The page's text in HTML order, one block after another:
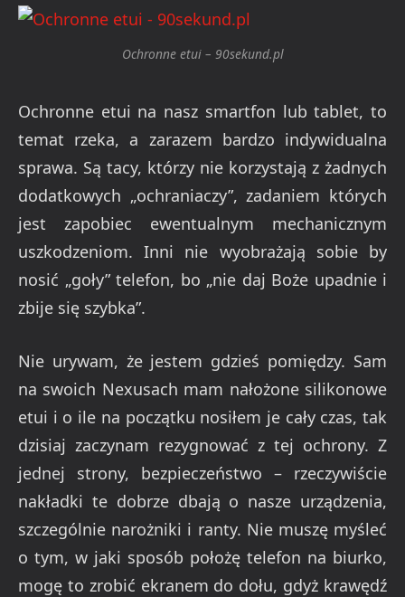
Ochronne etui – 90sekund.pl
Ochronne etui na nasz smartfon lub tablet, to
temat rzeka, a zarazem bardzo indywidualna
sprawa. Są tacy, którzy nie korzystają z żadnych
dodatkowych „ochraniaczy”, zadaniem których
jest zapobiec ewentualnym mechanicznym
uszkodzeniom. Inni nie wyobrażają sobie by
nosić „goły” telefon, bo „nie daj Boże upadnie i
zbije się szybka”.
Nie urywam, że jestem gdzieś pomiędzy. Sam
na swoich Nexusach mam nałożone silikonowe
etui i o ile na początku nosiłem je cały czas, tak
dzisiaj zaczynam rezygnować z tej ochrony. Z
jednej strony, bezpieczeństwo – rzeczywiście
nakładki te dobrze dbają o nasze urządzenia,
szczególnie narożniki i ranty. Nie muszę myśleć
o tym, w jaki sposób położę telefon na biurko,
mogę to zrobić ekranem do dołu, gdyż krawędź